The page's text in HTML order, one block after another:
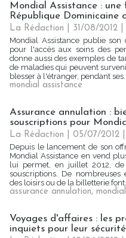
Mondial Assistance :
République Dominicaine
La Rédaction | 31/08/2012
Mondial Assistance publie
pour l'accès aux soins des
donne aussi des exemples de
de maladies qui peuvent
blesser à l'étranger, pendant
mondial assistance
Assurance annulation :
souscriptions pour
La Rédaction | 05/07/2012
Depuis le lancement de son
Mondial Assistance en vend
lui permet, en juillet 2012,
souscriptions. De nombreuses
des loisirs ou de la billetterie
assurance annulation,
Voyages d'affaires : les
inquiets pour leur sécurité